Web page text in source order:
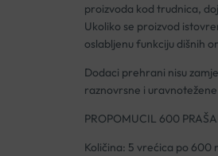
proizvoda kod trudnica,
Ukoliko se proizvod
oslabljenu funkciju dišnih
Dodaci prehrani nisu
raznovrsne i
PROPOMUCIL 600
Količina: 5 vrećica po 600